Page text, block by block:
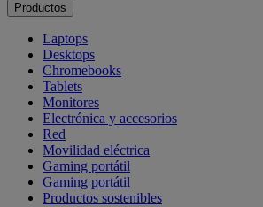
Productos
Laptops
Desktops
Chromebooks
Tablets
Monitores
Electrónica y accesorios
Red
Movilidad eléctrica
Gaming portátil
Gaming portátil
Productos sostenibles